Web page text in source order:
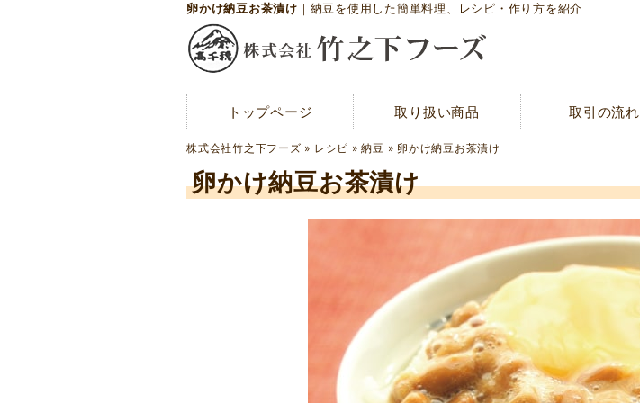
卵かけ納豆お茶漬け ｜納豆を使用した簡単料理、レシピ・作り方を紹介
トップページ 取り扱い商品 取引の流れ
株式会社竹之下フーズ » レシピ »納豆 » 卵かけ納豆お茶漬け
卵かけ納豆お茶漬け
トップページ
メディア紹介 CMギャラリー
会社概要 現在の取り組み
担当者紹介
サイトマップ